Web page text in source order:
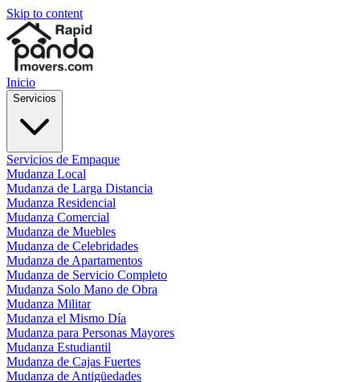
Skip to content
Inicio
Servicios
Servicios de Empaque
Mudanza Local
Mudanza de Larga Distancia
Mudanza Residencial
Mudanza Comercial
Mudanza de Muebles
Mudanza de Celebridades
Mudanza de Apartamentos
Mudanza de Servicio Completo
Mudanza Solo Mano de Obra
Mudanza Militar
Mudanza el Mismo Día
Mudanza para Personas Mayores
Mudanza Estudiantil
Mudanza de Cajas Fuertes
Mudanza de Antigüedades